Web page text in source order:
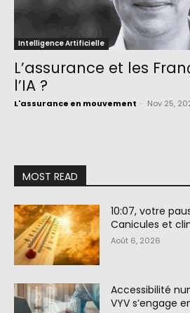
Intelligence Artificielle
L’assurance et les
l’IA ?
L'assurance en mouvement Nov 25,
MOST READ
10:07, votre
Canicules et
Août 6, 2026
Accessibilité
VYV s’engage